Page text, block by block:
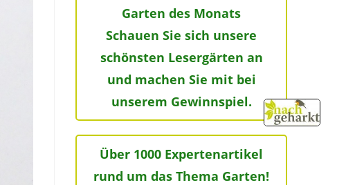
Garten des Monats
Schauen Sie sich unsere
schönsten Lesergärten an
und machen Sie mit bei
unserem Gewinnspiel.
Über 1000 Expertenartikel
rund um das Thema Garten!